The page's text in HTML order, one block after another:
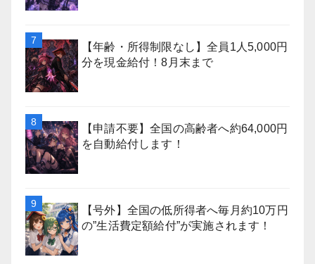
【年齢・所得制限なし】全員1人5,000円
分を現金給付！8月末まで
【申請不要】全国の高齢者へ約64,000円
を自動給付します！
【号外】全国の低所得者へ毎月約10万円
の”生活費定額給付”が実施されます！